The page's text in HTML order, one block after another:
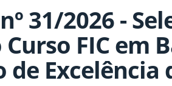
31/2026 -
Curso FIC em
de Excelência